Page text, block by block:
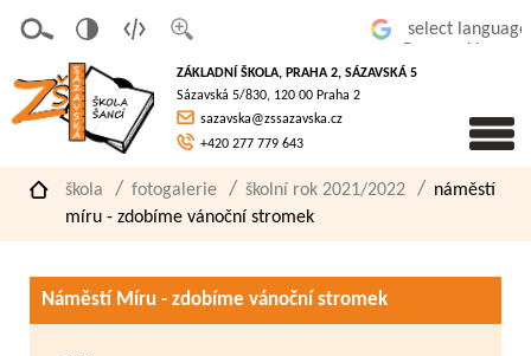
písmo
á
verze
pro
slaboz
raké
ZÁKLADNÍ ŠKOLA, PRAHA 2, SÁZAVSKÁ 5
Sázavská 5/830, 120 00 Praha 2
sazavska@zssazavska.cz
+420 277 779 643
škola fotogalerie školní rok 2021/2022
náměstí
míru - zdobíme vánoční stromek
Náměstí Míru - zdobíme vánoční stromek